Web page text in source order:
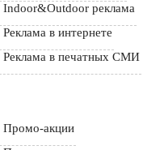
Indoor&Outdoor реклама
Реклама в интернете
Реклама в печатных СМИ
Промо-акции